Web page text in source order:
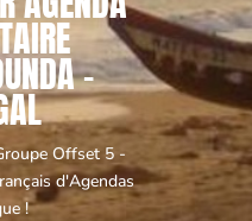
-
Offset 5 -
d'Agendas
!